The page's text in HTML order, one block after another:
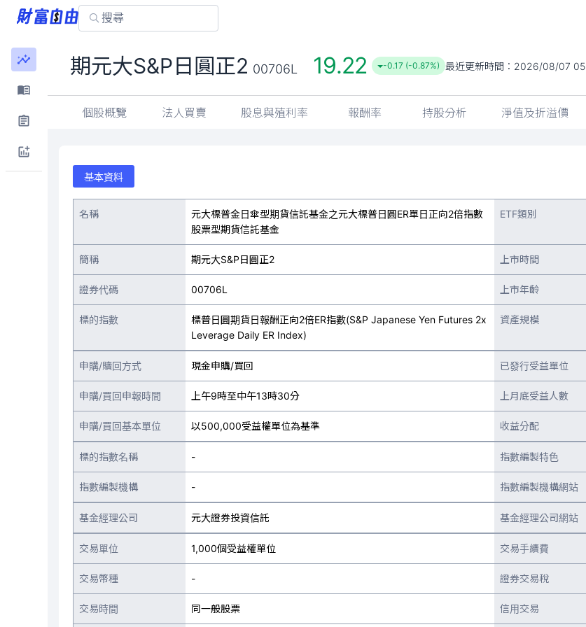
期元大S&P日圓正2 00706L 19.22 -0.17 (-0.87%) 最近更新時間： 2026/08/07
個股概覽 法人買賣 股息與殖利率 報酬率 持股分析 淨值及折溢價
基本資料
名稱
元大標普金日傘型期貨信託基金之元大標普日圓ER單日正向2倍指數
股票型期貨信託基金
ETF類別
簡稱 期元大S&P日圓正2 上市時間
證券代碼 00706L 上市年齡
標的指數
標普日圓期貨日報酬正向2倍ER指數(S&P Japanese Yen Futures 2x
Leverage Daily ER Index)
資產規模
申購/贖回方式 現金申購/買回 已發行受益單位
申購/買回申報時間 上午9時至中午13時30分 上月底受益人數
申購/買回基本單位 以500,000受益權單位為基準 收益分配
標的指數名稱 - 指數編製特色
指數編製機構 - 指數編製機構網站
基金經理公司 元大證券投資信託 基金經理公司網站
交易單位 1,000個受益權單位 交易手續費
交易幣種 - 證券交易稅
交易時間 同一般股票 信用交易